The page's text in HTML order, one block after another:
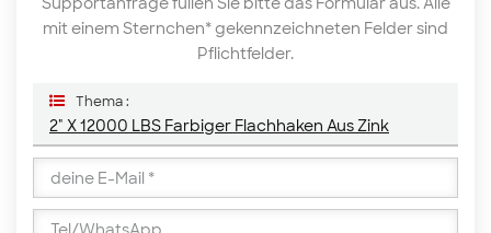
mit einem Sternchen* gekennzeichneten Felder sind
Pflichtfelder.
Thema :
2" X 12000 LBS Farbiger Flachhaken Aus Zink